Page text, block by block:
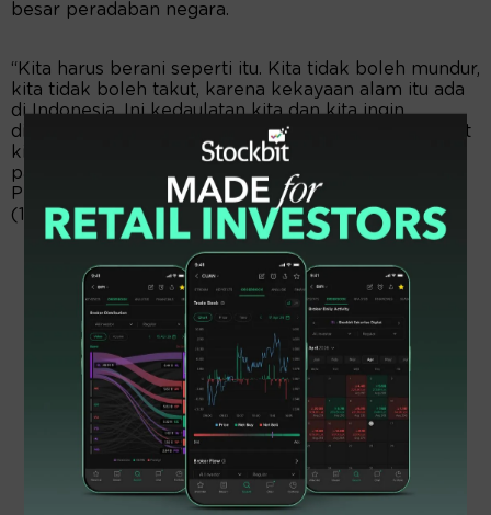
besar peradaban negara.
“Kita harus berani seperti itu. Kita tidak boleh mundur,
kita tidak boleh takut, karena kekayaan alam itu ada
di Indonesia. Ini kedaulatan kita dan kita ingin
dinikmati oleh rakyat kita, dinikmati oleh masyarakat
kita,” tegas Presiden saat memberikan sambutan
pada Peringatan Hari Ulang Tahun (HUT) ke-50 PDI
Perjuangan di JIExpo Kemayoran, Jakarta, Selasa
(10/01/2023).